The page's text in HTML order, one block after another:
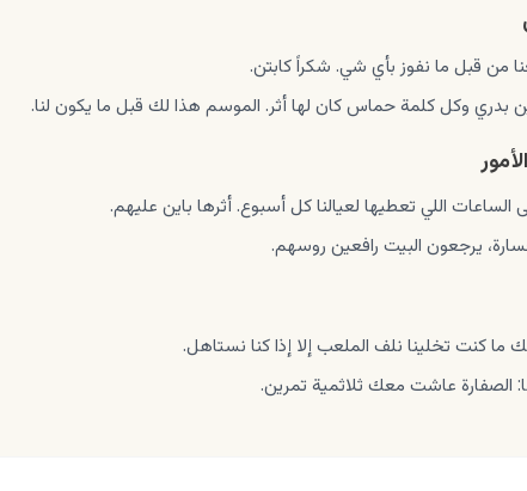
من قبل ما نفوز بأي شي. شكراً كابتن.
بدري وكل كلمة حماس كان لها أثر. الموسم هذا لك قبل ما يكون لنا.
الساعات اللي تعطيها لعيالنا كل أسبوع. أثرها باين عليهم.
يرجعون البيت رافعين روسهم.
ما كنت تخلينا نلف الملعب إلا إذا كنا نستاهل.
الصفارة عاشت معك ثلاثمية تمرين.